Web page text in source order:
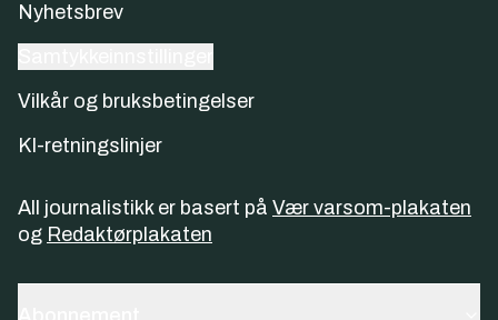
Nyhetsbrev
Vilkår og bruksbetingelser
KI-retningslinjer
All journalistikk er basert på Vær varsom-plakaten
og Redaktørplakaten